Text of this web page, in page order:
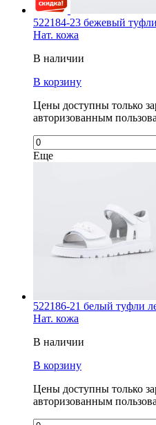
522184-23 бежевый
Нат. кожа
В наличии
В корзину
Цены доступны только
авторизованным
Еще
522186-21 белый туфли
Нат. кожа
В наличии
В корзину
Цены доступны только
авторизованным